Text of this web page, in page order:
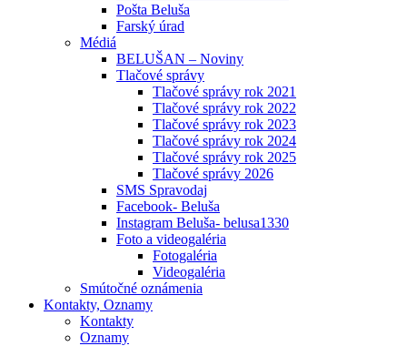
Pošta Beluša
Farský úrad
Médiá
BELUŠAN – Noviny
Tlačové správy
Tlačové správy rok 2021
Tlačové správy rok 2022
Tlačové správy rok 2023
Tlačové správy rok 2024
Tlačové správy rok 2025
Tlačové správy 2026
SMS Spravodaj
Facebook- Beluša
Instagram Beluša- belusa1330
Foto a videogaléria
Fotogaléria
Videogaléria
Smútočné oznámenia
Kontakty, Oznamy
Kontakty
Oznamy